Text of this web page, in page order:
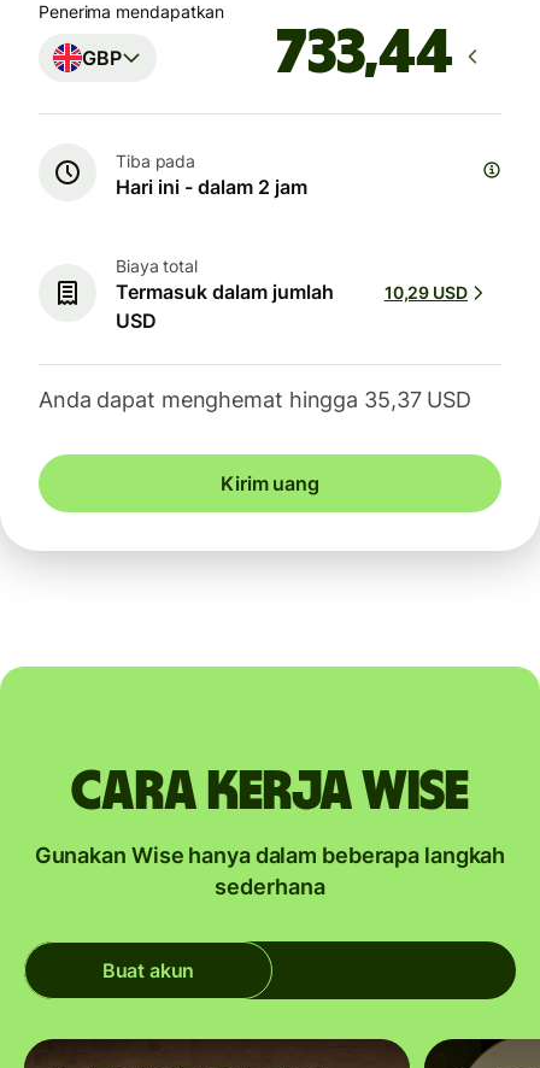
Penerima mendapatkan
GBP
Tiba pada
Hari ini - dalam 2 jam
Biaya total
Termasuk dalam jumlah
USD
10,29 USD
Anda dapat menghemat hingga 35,37 USD
Kirim uang
Cara kerja Wise
Gunakan Wise hanya dalam beberapa langkah
sederhana
Buat akun